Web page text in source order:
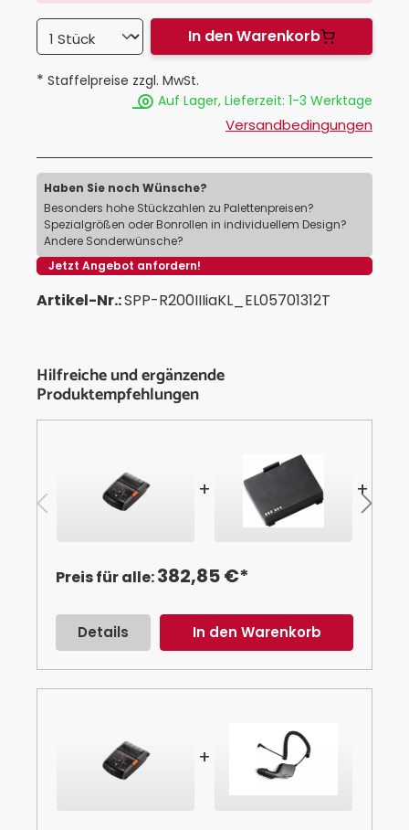
In den Warenkorb
* Staffelpreise zzgl. MwSt.
Auf Lager, Lieferzeit: 1-3 Werktage
Versandbedingungen
Haben Sie noch Wünsche?
Besonders hohe Stückzahlen zu Palettenpreisen?
Spezialgrößen oder Bonrollen in individuellem Design?
Andere Sonderwünsche?
Jetzt Angebot anfordern!
Artikel-Nr.:SPP-R200IIIiaKL_EL05701312T
Hilfreiche und ergänzende
Produktempfehlungen
+ +
Preis für alle:382,85 €*
Details In den Warenkorb
+